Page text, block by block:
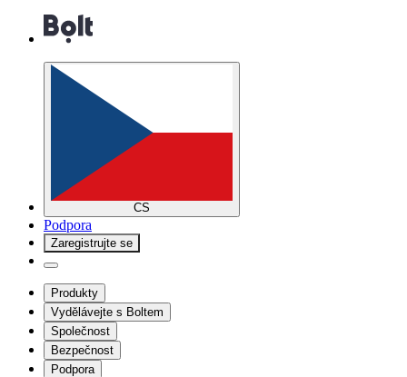
CS
Podpora
Zaregistrujte se
Produkty
Vydělávejte s Boltem
Společnost
Bezpečnost
Podpora